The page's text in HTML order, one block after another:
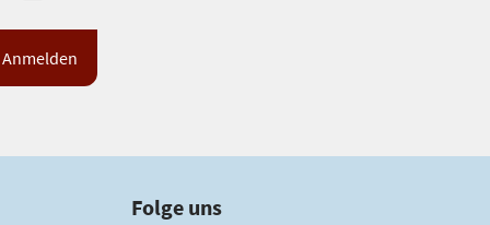
Folge uns